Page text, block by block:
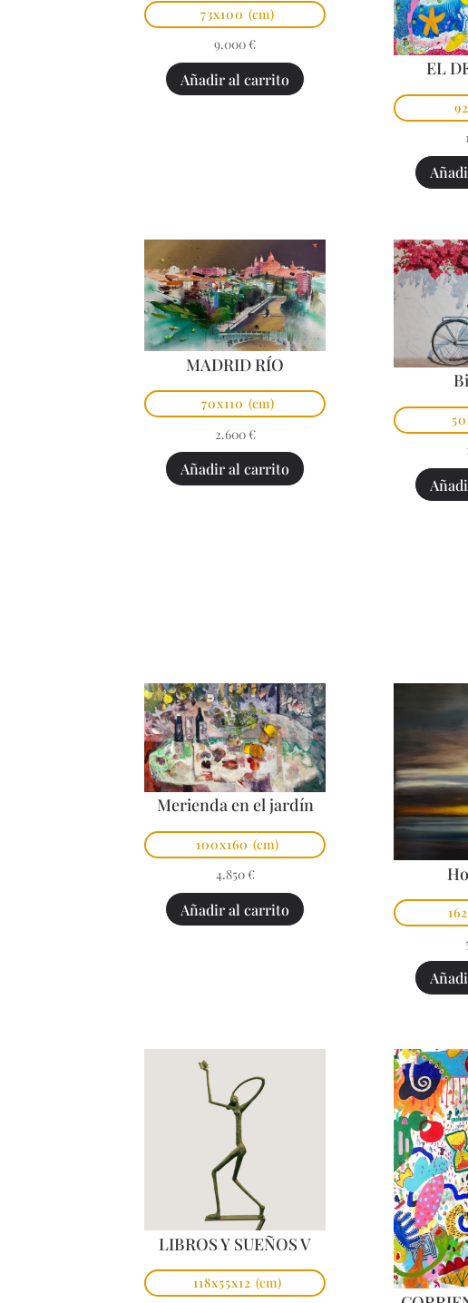
73x100 (cm)
9.000 €
Añadir al carrito
EL
MADRID RÍO
70x110 (cm)
2.600 €
Añadir al carrito
Merienda en el jardín
100x160 (cm)
4.850 €
Añadir al carrito
LIBROS Y SUEÑOS V
118x55x12 (cm)